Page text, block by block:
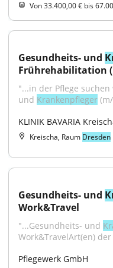
Von 33.400,00 € bis
Gesundheits- und
Frührehabilitation
"...in der Pflege
und Krankenpfleger
KLINIK BAVARIA
Kreischa, Raum Dresden
Gesundheits- und
Work&Travel
"...Gesundheits- und
Work&TravelArt(en)
Pflegewerk GmbH